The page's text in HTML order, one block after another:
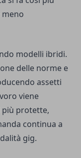
meno
modelli ibridi.
delle norme e
assetti
viene
protette,
continua a
gig.